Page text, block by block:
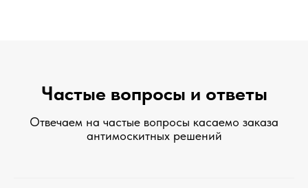
Частые вопросы и ответы
Отвечаем на частые вопросы касаемо заказа
антимоскитных решений